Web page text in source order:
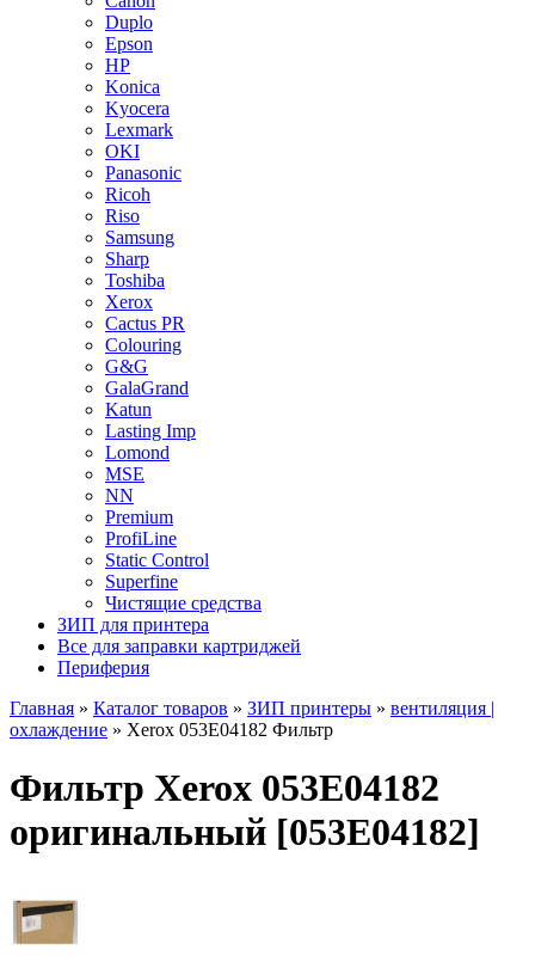
Duplo
Epson
HP
Konica
Kyocera
Lexmark
OKI
Panasonic
Ricoh
Riso
Samsung
Sharp
Toshiba
Xerox
Cactus PR
Colouring
G&G
GalaGrand
Katun
Lasting Imp
Lomond
MSE
NN
Premium
ProfiLine
Static Control
Superfine
Чистящие средства
ЗИП для принтера
Все для заправки картриджей
Периферия
Главная » Каталог товаров » ЗИП принтеры » вентиляция |
охлаждение » Xerox 053E04182 Фильтр
Фильтр Xerox 053E04182
оригинальный [053E04182]